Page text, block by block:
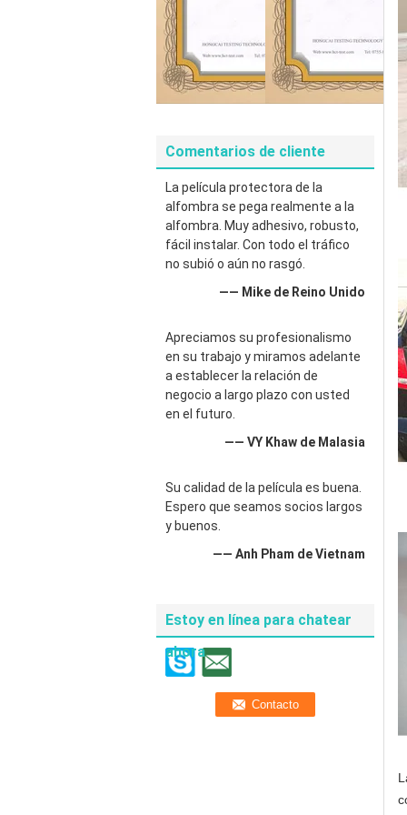
Comentarios de cliente
La película protectora de la
alfombra se pega realmente a la
alfombra. Muy adhesivo, robusto,
fácil instalar. Con todo el tráfico
no subió o aún no rasgó.
—— Mike de Reino Unido
Apreciamos su profesionalismo
en su trabajo y miramos adelante
a establecer la relación de
negocio a largo plazo con usted
en el futuro.
—— VY Khaw de Malasia
Su calidad de la película es buena.
Espero que seamos socios largos
y buenos.
—— Anh Pham de Vietnam
Estoy en línea para chatear
ahora